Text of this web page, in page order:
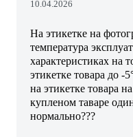
10.04.2026
На этикетке на
температура
характеристиках на
этикетке товара до -
на этикетке товара
купленом таваре
нормально???